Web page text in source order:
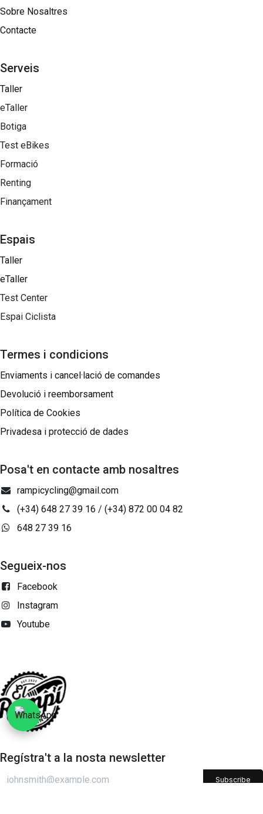
Sobre Nosaltres​
Contacte
Serveis
Taller
eTaller
Botiga
Test eBikes
Formació
Renting
Finançament
Espais
Taller
eTaller
Test Center
Espai Ciclista
Termes i condicions
Enviaments i cancel·lació de comandes
Devolució i reemborsament
Política de Cookies
Privadesa i protecció de dades
Posa't en contacte amb nosaltres
rampicycling@gmail.com
(+34) 648 27 39 16 / (+34) 872 00 04 82
648 27 39 16
Segueix-nos
Facebook
Instagram
Youtube
Regístra't a la nosta newsletter
Subscribe